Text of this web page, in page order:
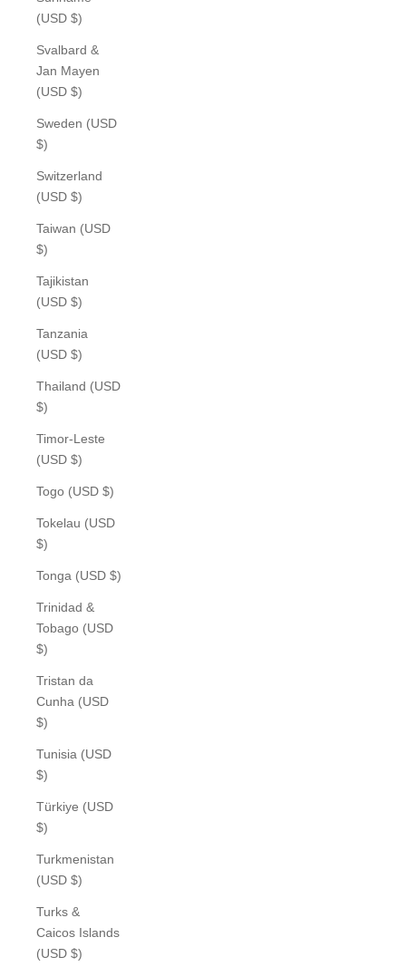
(USD $)
Svalbard &
Jan Mayen
(USD $)
Sweden (USD
$)
Switzerland
(USD $)
Taiwan (USD
$)
Tajikistan
(USD $)
Tanzania
(USD $)
Thailand (USD
$)
Timor-Leste
(USD $)
Togo (USD $)
Tokelau (USD
$)
Tonga (USD $)
Trinidad &
Tobago (USD
$)
Tristan da
Cunha (USD
$)
Tunisia (USD
$)
Türkiye (USD
$)
Turkmenistan
(USD $)
Turks &
Caicos Islands
(USD $)